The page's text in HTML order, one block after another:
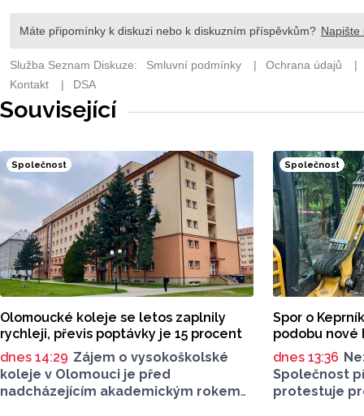
Související
Společnost
Olomoucké koleje se letos zaplnily
rychleji, převis poptávky je 15 procent
dnes 14:29 Zájem o vysokoškolské
koleje v Olomouci je před
nadcházejícím akademickým rokem
Společnost
Spor o
podobu nové
dnes 13:36
Společnost
protestuje